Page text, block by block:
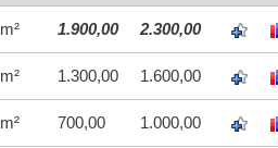
1.900,00 2.300,00
1.300,00 1.600,00
700,00 1.000,00